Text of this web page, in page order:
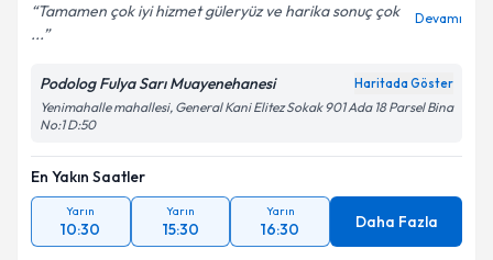
Tamamen çok iyi hizmet güleryüz ve harika sonuç çok
...
Devamı
Podolog Fulya Sarı Muayenehanesi Haritada Göster
Yenimahalle mahallesi, General Kani Elitez Sokak 901 Ada 18 Parsel Bina
No:1 D:50
En Yakın Saatler
Yarın
10:30
Yarın
15:30
Yarın
16:30 Daha Fazla